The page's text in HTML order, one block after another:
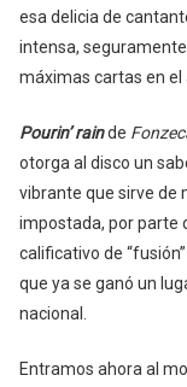
esa delicia de
intensa,
máximas cartas en el
Pourin’ rainde
otorga al disco un
vibrante que sirve de
impostada, por parte
calificativo de
que ya se ganó un
nacional.
Entramos ahora al